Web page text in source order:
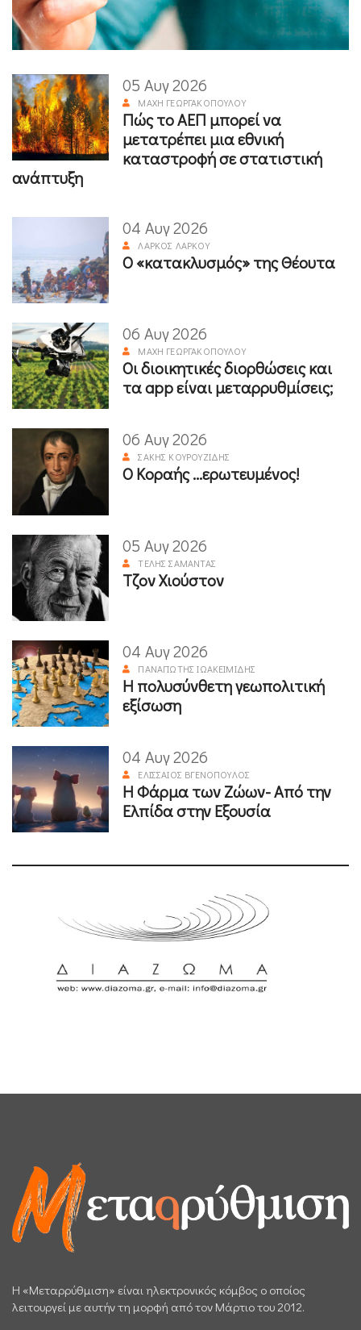
05 Αυγ 2026
ΜΆΧΗ ΓΕΩΡΓΑΚΟΠΟΎΛΟΥ
Πώς το ΑΕΠ μπορεί να
μετατρέπει μια εθνική
καταστροφή σε στατιστική
ανάπτυξη
04 Αυγ 2026
ΛΆΡΚΟΣ ΛΆΡΚΟΥ
Ο «κατακλυσμός» της Θέουτα
06 Αυγ 2026
ΜΆΧΗ ΓΕΩΡΓΑΚΟΠΟΎΛΟΥ
Οι διοικητικές διορθώσεις και
τα app είναι μεταρρυθμίσεις;
06 Αυγ 2026
ΣΆΚΗΣ ΚΟΥΡΟΥΖΊΔΗΣ
Ο Κοραής ...ερωτευμένος!
05 Αυγ 2026
ΤΈΛΗΣ ΣΑΜΑΝΤΆΣ
Τζον Χιούστον
04 Αυγ 2026
ΠΑΝΑΓΙΏΤΗΣ ΙΩΑΚΕΙΜΊΔΗΣ
Η πολυσύνθετη γεωπολιτική
εξίσωση
04 Αυγ 2026
ΕΛΙΣΣΑΊΟΣ ΒΓΕΝΌΠΟΥΛΟΣ
Η Φάρμα των Ζώων- Από την
Ελπίδα στην Εξουσία
H «Μεταρρύθμιση» είναι ηλεκτρονικός κόμβος ο οποίος
λειτουργεί με αυτήν τη μορφή από τον Μάρτιο του 2012.